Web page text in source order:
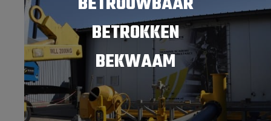
BETROKKEN
BEKWAAM